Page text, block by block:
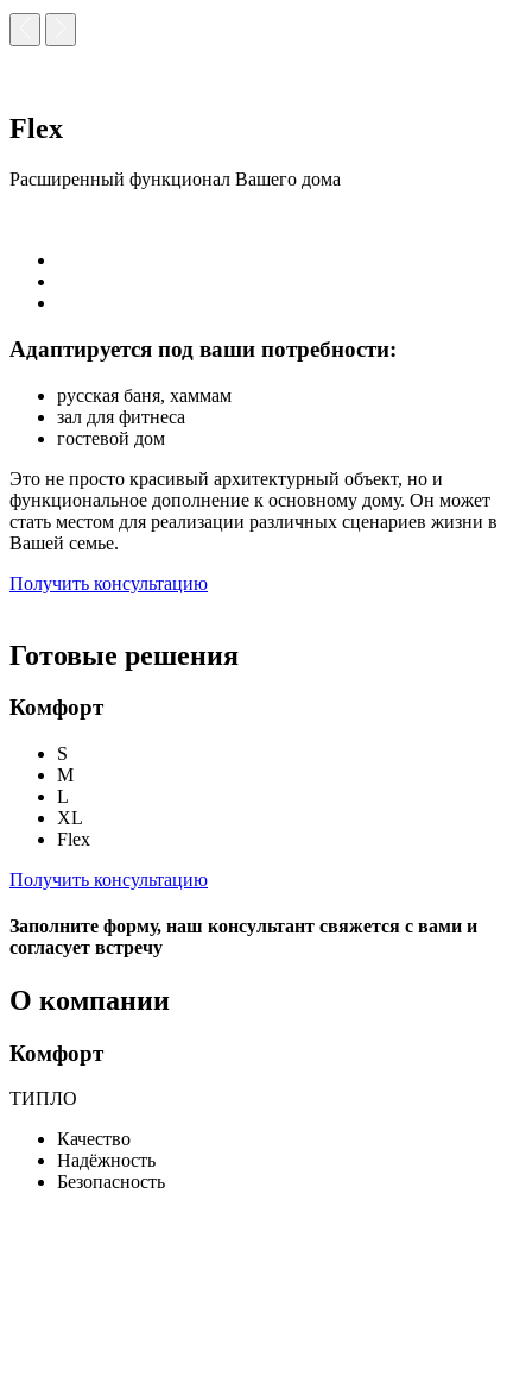
Flex
Расширенный функционал Вашего дома
Адаптируется под ваши потребности:
русская баня, хаммам
зал для фитнеса
гостевой дом
Это не просто красивый архитектурный объект, но и
функциональное дополнение к основному дому. Он может
стать местом для реализации различных сценариев жизни в
Вашей семье.
Получить консультацию
Готовые решения
Комфорт
S
M
L
XL
Flex
Получить консультацию
Заполните форму, наш консультант свяжется с вами и
согласует встречу
О компании
Комфорт
ТИПЛО
Качество
Надёжность
Безопасность